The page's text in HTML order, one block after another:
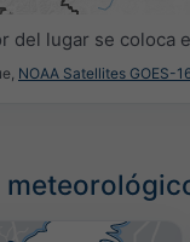
del lugar se coloca
NOAA Satellites GOES-